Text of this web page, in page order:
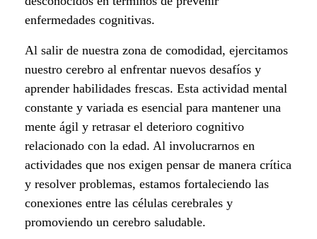
r
o
s
d
e
l
a
Z
enfermedades cognitivas.
Al salir de nuestra zona de comodidad, ejercitamos
nuestro cerebro al enfrentar nuevos desafíos y
aprender habilidades frescas. Esta actividad mental
constante y variada es esencial para mantener una
mente ágil y retrasar el deterioro cognitivo
relacionado con la edad. Al involucrarnos en
actividades que nos exigen pensar de manera crítica
y resolver problemas, estamos fortaleciendo las
conexiones entre las células cerebrales y
promoviendo un cerebro saludable.